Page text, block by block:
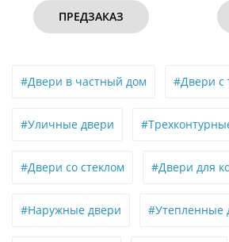
ПРЕДЗАКАЗ
#Двери в частный дом #Двери с
#Уличные двери
#Двери со стеклом #Двери для
#Наружные двери #Утепленные